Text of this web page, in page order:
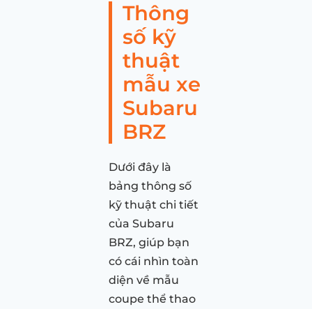
Thông
số kỹ
thuật
mẫu xe
Subaru
BRZ
Dưới đây là
bảng thông số
kỹ thuật chi tiết
của Subaru
BRZ, giúp bạn
có cái nhìn toàn
diện về mẫu
coupe thể thao